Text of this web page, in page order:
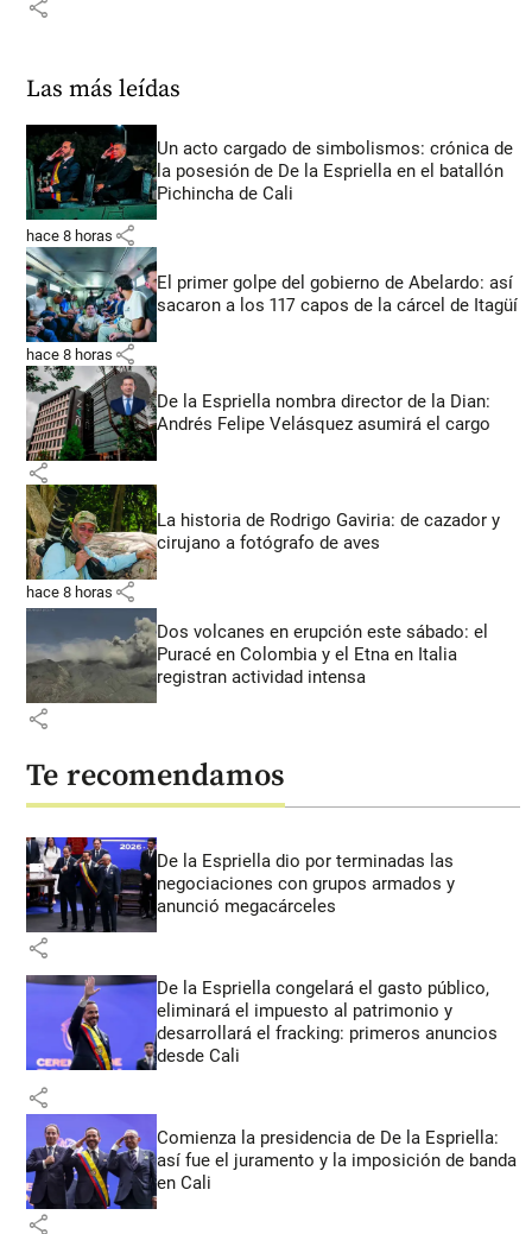
share
Las más leídas
Un acto cargado de simbolismos: crónica de
la posesión de De la Espriella en el batallón
Pichincha de Cali
hace 8 horas share
El primer golpe del gobierno de Abelardo: así
sacaron a los 117 capos de la cárcel de Itagüí
hace 8 horas share
De la Espriella nombra director de la Dian:
Andrés Felipe Velásquez asumirá el cargo
share
La historia de Rodrigo Gaviria: de cazador y
cirujano a fotógrafo de aves
hace 8 horas share
Dos volcanes en erupción este sábado: el
Puracé en Colombia y el Etna en Italia
registran actividad intensa
share
Te recomendamos
De la Espriella dio por terminadas las
negociaciones con grupos armados y
anunció megacárceles
share
De la Espriella congelará el gasto público,
eliminará el impuesto al patrimonio y
desarrollará el fracking: primeros anuncios
desde Cali
share
Comienza la presidencia de De la Espriella:
así fue el juramento y la imposición de banda
en Cali
share